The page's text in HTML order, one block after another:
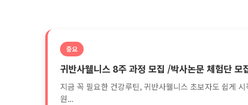
중요
귀반사웰니스 8주 과정 모집 /박사논문 체험단 모
지금 꼭 필요한 건강루틴, 귀반사웰니스 초보자도 쉽게
원...